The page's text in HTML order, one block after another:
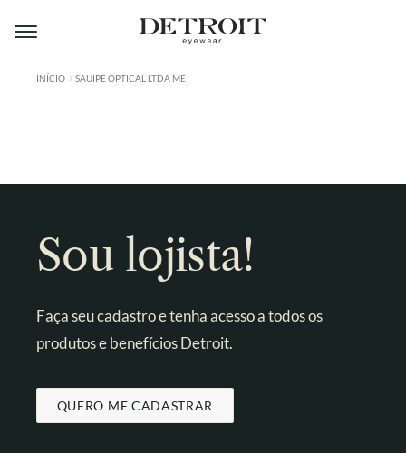
Pular
para
Pular
para
A MONTMARTRE
CONTATO
INÍCIO SAUIPE OPTICAL LTDA ME
Sou lojista!
Faça seu cadastro e tenha acesso a todos os
produtos e benefícios Detroit.
QUERO ME CADASTRAR